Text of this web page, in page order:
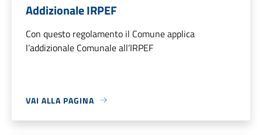
Addizionale IRPEF
Con questo regolamento il Comune applica
l’addizionale Comunale all’IRPEF
VAI ALLA PAGINA